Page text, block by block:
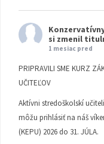
si zmenil
1 mesiac pred
PRIPRAVILI SME KURZ
UČITEĽOV
Aktívni stredoškolskí
môžu prihlásiť na náš
(KEPU) 2026 do 31. JÚLA.